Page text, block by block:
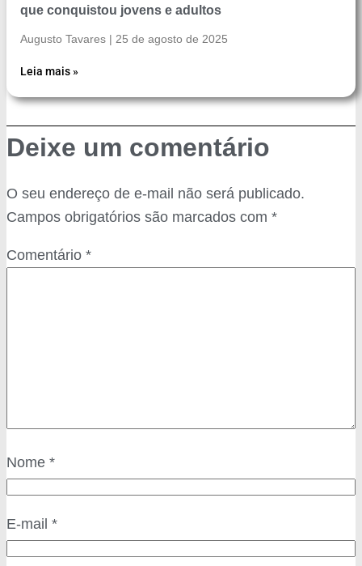
que conquistou jovens e adultos
Augusto Tavares 25 de agosto de 2025
Leia mais »
Deixe um comentário
O seu endereço de e-mail não será publicado.
Campos obrigatórios são marcados com *
Comentário *
Nome *
E-mail *